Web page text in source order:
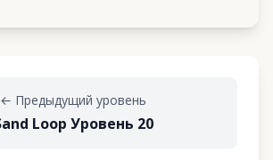
← Предыдущий уровень
Loop Уровень 20